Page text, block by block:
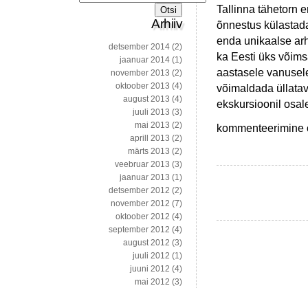
Tallinna tähetorn
õnnestus
enda unikaalse
ka Eesti üks
aastasele
võimaldada
ekskursioonil
Kaks
üks
Arhiiv
detsember 2014 (2)
jaanuar 2014 (1)
november 2013 (2)
oktoober 2013 (4)
august 2013 (4)
juuli 2013 (3)
mai 2013 (2)
aprill 2013 (2)
märts 2013 (2)
veebruar 2013 (3)
jaanuar 2013 (1)
detsember 2012 (2)
november 2012 (7)
oktoober 2012 (4)
september 2012 (4)
august 2012 (3)
juuli 2012 (1)
juuni 2012 (4)
mai 2012 (3)